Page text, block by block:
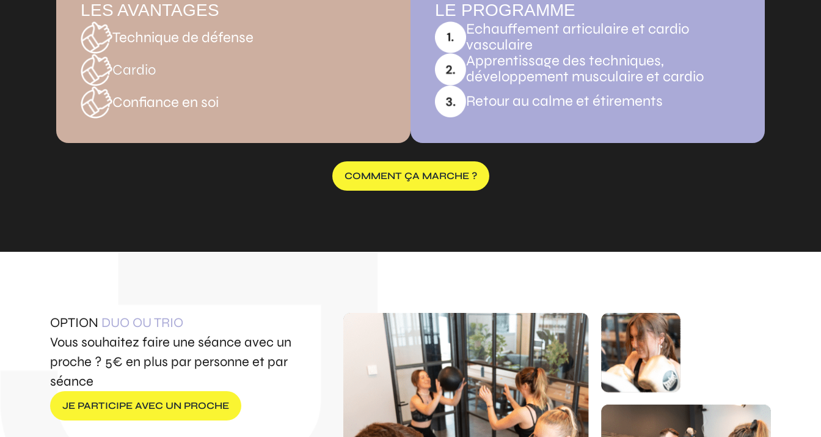
LES AVANTAGES
Technique de défense
Cardio
Confiance en soi
LE PROGRAMME
Echauffement articulaire et cardio
vasculaire
Apprentissage des techniques,
développement musculaire et cardio
Retour au calme et étirements
COMMENT ÇA MARCHE ?
OPTION DUO OU TRIO
Vous souhaitez faire une séance avec un
proche ? 5€ en plus par personne et par
séance
JE PARTICIPE AVEC UN PROCHE